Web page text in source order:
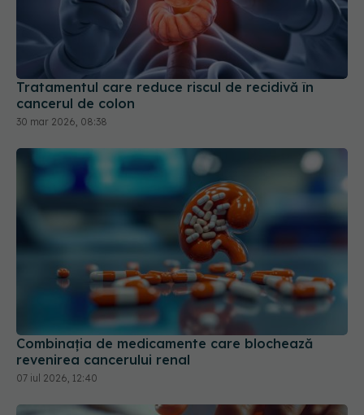
Tratamentul care reduce riscul de recidivă în
cancerul de colon
Combinația de medicamente care blochează
revenirea cancerului renal
07 iul 2026, 12:40